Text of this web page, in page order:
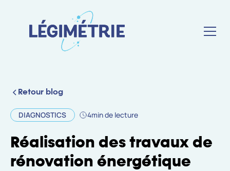
Retour blog
DIAGNOSTICS 4min de lecture
Réalisation des travaux de
rénovation énergétique